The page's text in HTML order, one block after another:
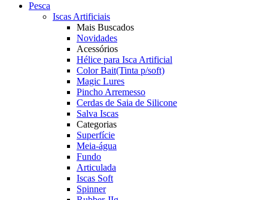
Pesca
Iscas Artificiais
Mais Buscados
Novidades
Acessórios
Hélice para Isca Artificial
Color Bait(Tinta p/soft)
Magic Lures
Pincho Arremesso
Cerdas de Saia de Silicone
Salva Iscas
Categorias
Superfície
Meia-água
Fundo
Articulada
Iscas Soft
Spinner